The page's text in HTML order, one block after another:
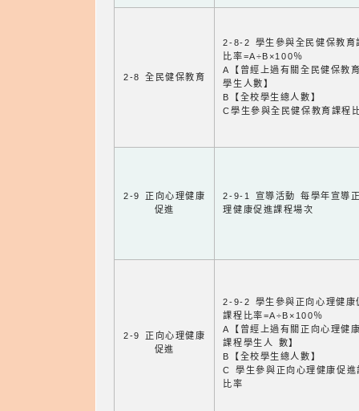
2-8 全民健保教育
2-8-2 學生參與全民健保教育
比率=A÷B×100％
A【曾經上過有關全民健保教
學生人數】
B【全校學生總人數】
C學生參與全民健保教育課程
2-9 正向心理健康
促進
2-9-1 宣導活動 每學年宣導
理健康促進課程場次
2-9 正向心理健康
促進
2-9-2 學生參與正向心理健康
課程比率=A÷B×100％
A【曾經上過有關正向心理健
課程學生人 數】
B【全校學生總人數】
C 學生參與正向心理健康促進
比率